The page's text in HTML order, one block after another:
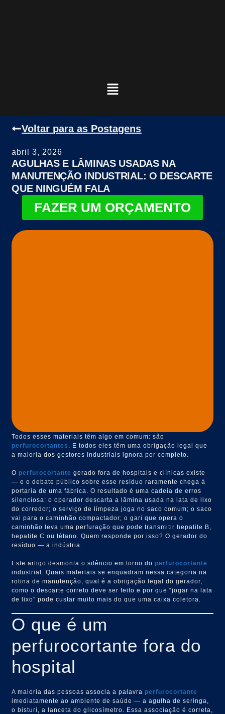
Voltar para as Postagens
abril 3, 2026
AGULHAS E LÂMINAS USADAS NA
MANUTENÇÃO INDUSTRIAL: O DESCARTE
QUE NINGUÉM FALA
FAZER UM ORÇAMENTO
Todos esses materiais têm algo em comum: são
perfurocortantes
. E todos eles têm uma obrigação legal que
a maioria dos gestores industriais ignora por completo.
O perfurocortante gerado fora de hospitais e clínicas existe
— e o debate público sobre esse resíduo raramente chega à
portaria de uma fábrica. O resultado é uma cadeia de erros
silenciosa: o operador descarta a lâmina usada na lata de lixo
do corredor; o serviço de limpeza joga no saco comum; o saco
vai para o caminhão compactador; o gari que opera o
caminhão leva uma perfuração que pode transmitir hepatite B,
hepatite C ou tétano. Quem responde por isso? O gerador do
resíduo — a indústria.
Este artigo desmonta o silêncio em torno do perfurocortante
industrial. Quais materiais se enquadram nessa categoria na
rotina de manutenção, qual é a obrigação legal do gerador,
como o descarte correto deve ser feito e por que “jogar na lata
de lixo” pode custar muito mais do que uma caixa coletora.
O que é um
perfurocortante fora do
hospital
A maioria das pessoas associa a palavra perfurocortante
imediatamente ao ambiente de saúde — a agulha de seringa,
o bisturi, a lanceta do glicosímetro. Essa associação é correta,